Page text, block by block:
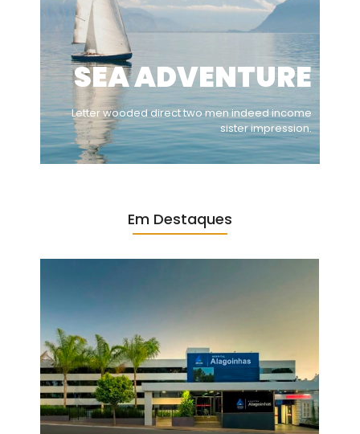
SEA ADVENTURE
Letter wooded direct two men indeed income
sister impression.
Em Destaques